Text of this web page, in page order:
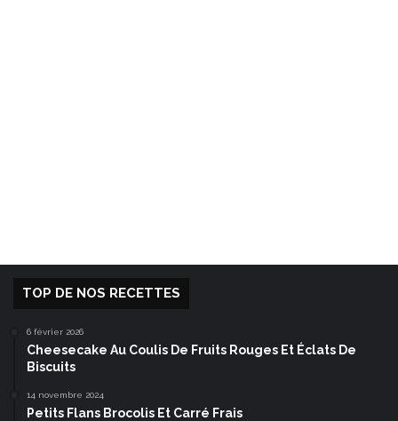
TOP DE NOS RECETTES
6 février 2026
Cheesecake Au Coulis De Fruits Rouges Et Éclats De
Biscuits
14 novembre 2024
Petits Flans Brocolis Et Carré Frais